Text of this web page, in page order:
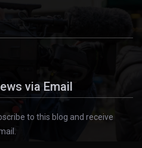
via Email
to this blog and receive